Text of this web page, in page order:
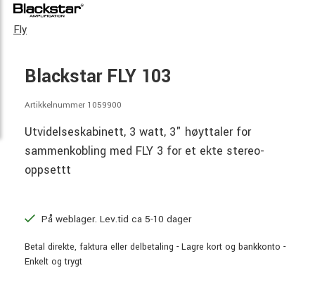
Fly
Blackstar FLY 103
Artikkelnummer 1059900
Utvidelseskabinett, 3 watt, 3" høyttaler for
sammenkobling med FLY 3 for et ekte stereo-
oppsettt
På weblager. Lev.tid ca 5-10 dager
Betal direkte, faktura eller delbetaling - Lagre kort og bankkonto -
Enkelt og trygt